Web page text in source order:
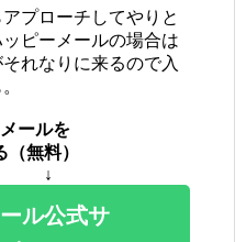
プローチしてやりと
ピーメールの場合は
れなりに来るので入
ールを
無料）
↓
ル公式サ